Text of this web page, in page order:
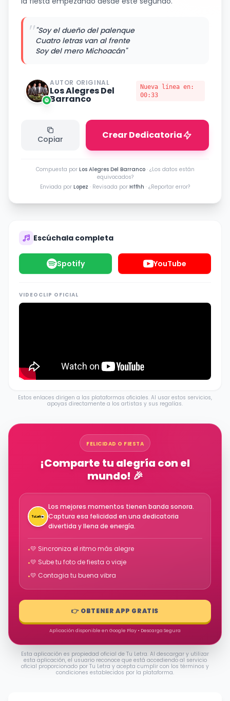
""Soy el dueño del palenque
Cuatro letras van al frente
Soy del mero Michoacán"
AUTOR ORIGINAL
Los Alegres Del
Barranco
Nueva línea en:
00:33
Copiar Crear Dedicatoria
Compuesta por Los Alegres Del Barranco· ¿Los datos están
equivocados?
Enviada por Lopez · Revisada por Hffhh · ¿Reportar error?
Escúchala completa
Spotify YouTube
VIDEOCLIP OFICIAL
Estos enlaces dirigen a las plataformas oficiales. Al usar estos servicios,
apoyas directamente a los artistas y sus regalías.
FELICIDAD O FIESTA
¡Comparte tu alegría con el
mundo! 🎉
Los mejores momentos tienen banda sonora.
Captura esa felicidad en una dedicatoria
divertida y llena de energía.
•💛 Sincroniza el ritmo más alegre
•💛 Sube tu foto de fiesta o viaje
•💛 Contagia tu buena vibra
👉 OBTENER APP GRATIS
Aplicación disponible en Google Play • Descarga Segura
Esta aplicación es propiedad oficial de Tu Letra. Al descargar y utilizar
esta aplicación, el usuario reconoce que está accediendo al servicio
oficial proporcionado por Tu Letra y acepta cumplir con los términos y
condiciones establecidos por la plataforma.